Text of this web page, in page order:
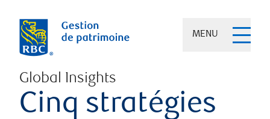
MENU
Global Insights
Cinq stratégies